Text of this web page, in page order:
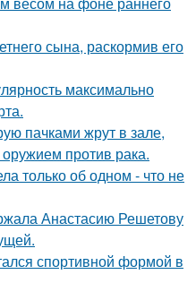
сына, раскормив его
максимально
пачками жрут в зале,
против рака.
только об одном - что не
Анастасию Решетову
спортивной формой в